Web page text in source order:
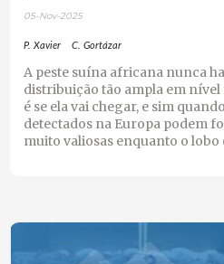
05-Nov-2025
P. Xavier C. Gortázar
A peste suína africana nunca
distribuição tão ampla em
é se ela vai chegar, e sim
detectados na Europa podem
muito valiosas enquanto o lobo